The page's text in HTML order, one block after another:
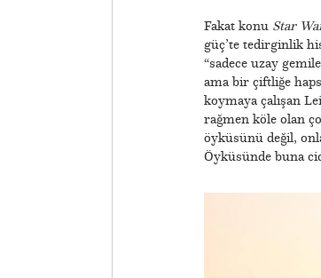
Fakat konu Star
güç’te tedirginlik
“sadece uzay
ama bir çiftliğe
koymaya çalışan
rağmen köle olan
öyküsünü değil,
Öyküsünde buna